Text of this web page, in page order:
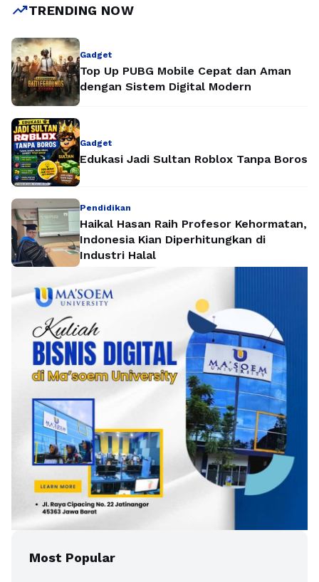
trending_upTRENDING NOW
Gadget
Top Up PUBG Mobile Cepat dan Aman
dengan Sistem Digital Modern
Gadget
Edukasi Jadi Sultan Roblox Tanpa Boros
Pendidikan
Haikal Hasan Raih Profesor Kehormatan,
Indonesia Kian Diperhitungkan di
Industri Halal
Most Popular